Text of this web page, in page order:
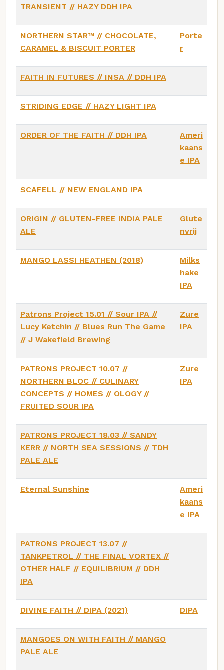
TRANSIENT // HAZY DDH IPA
NORTHERN STAR™ // CHOCOLATE,
CARAMEL & BISCUIT PORTER
Porte
r
FAITH IN FUTURES // INSA // DDH IPA
STRIDING EDGE // HAZY LIGHT IPA
ORDER OF THE FAITH // DDH IPA
Ameri
kaans
e IPA
SCAFELL // NEW ENGLAND IPA
ORIGIN // GLUTEN-FREE INDIA PALE
ALE
Glute
nvrij
MANGO LASSI HEATHEN (2018)
Milks
hake
IPA
Patrons Project 15.01 // Sour IPA //
Lucy Ketchin // Blues Run The Game
// J Wakefield Brewing
Zure
IPA
PATRONS PROJECT 10.07 //
NORTHERN BLOC // CULINARY
CONCEPTS // HOMES // OLOGY //
FRUITED SOUR IPA
Zure
IPA
PATRONS PROJECT 18.03 // SANDY
KERR // NORTH SEA SESSIONS // TDH
PALE ALE
Eternal Sunshine
Ameri
kaans
e IPA
PATRONS PROJECT 13.07 //
TANKPETROL // THE FINAL VORTEX //
OTHER HALF // EQUILIBRIUM // DDH
IPA
DIVINE FAITH // DIPA (2021) DIPA
MANGOES ON WITH FAITH // MANGO
PALE ALE